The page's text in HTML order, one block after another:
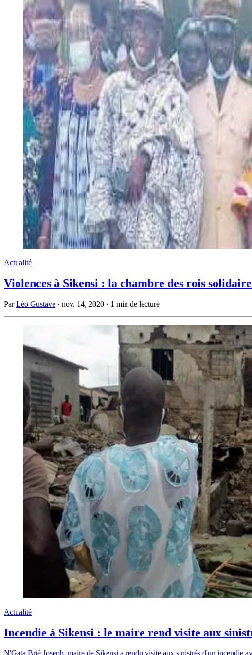
Actualité
Violences à Sikensi : la chambre des rois
ParLéo Gustave · nov. 14, 2020 · 1 min de lecture
Actualité
Incendie à Sikensi : le maire rend visite aux
N'Gata Brié Joseph, maire de Sikensi a rendu visite aux sinistrés d'un incendie